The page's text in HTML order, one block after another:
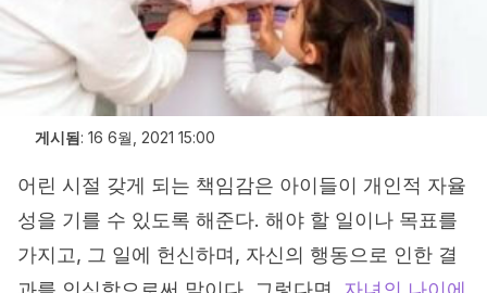
게시됨: 16 6월, 2021 15:00
어린 시절 갖게 되는 책임감은 아이들이 개인적 자율
성을 기를 수 있도록 해준다. 해야 할 일이나 목표를
가지고, 그 일에 헌신하며, 자신의 행동으로 인한 결